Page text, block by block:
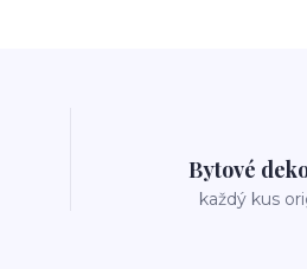
Bytové
každý kus